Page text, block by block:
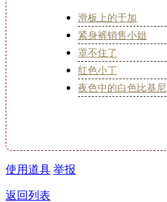
滑板上的于加
紧身裤销售小姐
罩不住了
红色小丁
夜色中的白色比基尼
使用道具 举报
返回列表